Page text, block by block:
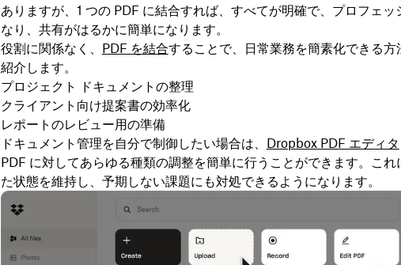
ありますが、1 つの PDF に結合すれば、すべてが明確で、プロフェッ
なり、共有がはるかに簡単になります。
役割に関係なく、 PDF を結合することで、日常業務を簡素化できる方
紹介します。
プロジェクト ドキュメントの整理
クライアント向け提案書の効率化
レポートのレビュー用の準備
ドキュメント管理を自分で制御したい場合は、 Dropbox PDF エディタ
PDF に対してあらゆる種類の調整を簡単に行うことができます。これ
た状態を維持し、予期しない課題にも対処できるようになります。